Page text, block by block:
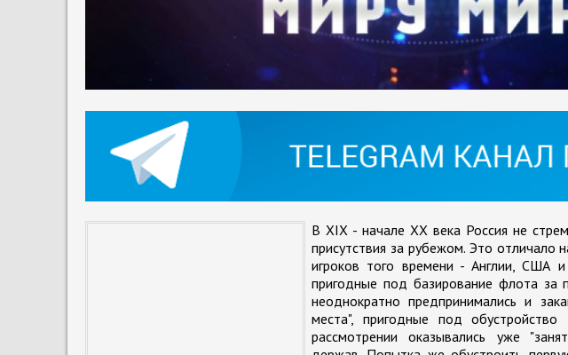
В ХIХ - начале ХХ века Россия не
присутствия за рубежом. Это отличало
игроков того времени - Англии, США
пригодные под базирование флота за
неоднократно предпринимались и
места", пригодные под
рассмотрении оказывались уже